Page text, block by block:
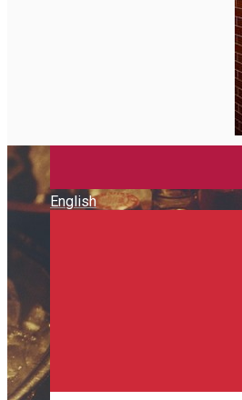
English